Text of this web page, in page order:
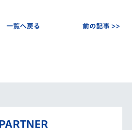
一覧へ戻る 前の記事 >>
PARTNER